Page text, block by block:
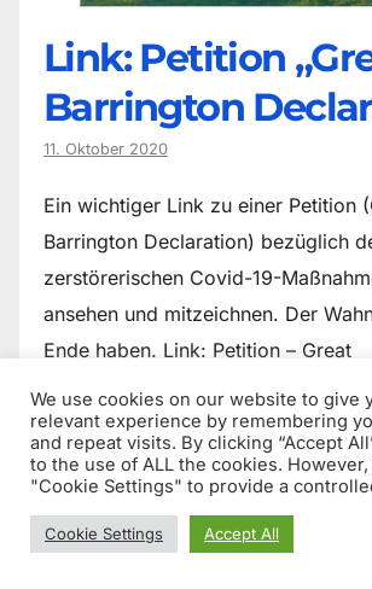
Link: Petition
Barrington
11. Oktober 2020
Ein wichtiger Link zu einer Petition
Barrington Declaration) bezüglich
zerstörerischen Covid-19-
ansehen und mitzeichnen. Der
Ende haben. Link: Petition – Great
_Barrington_Declaration_(Petition)
We use cookies on our website to give
relevant experience by remembering
and repeat visits. By clicking “Accept
to the use of ALL the cookies.
"Cookie Settings" to provide a
Cookie Settings Accept All